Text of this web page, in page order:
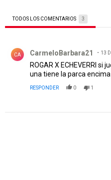
TODOS LOS COMENTARIOS 3
CA CarmeloBarbara21 13
ROGAR X ECHEVERRI
una tiene la parca encima
RESPONDER 0 1